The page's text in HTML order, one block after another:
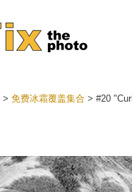
最佳优
手机收
> 免费冰霜覆盖集合> #20